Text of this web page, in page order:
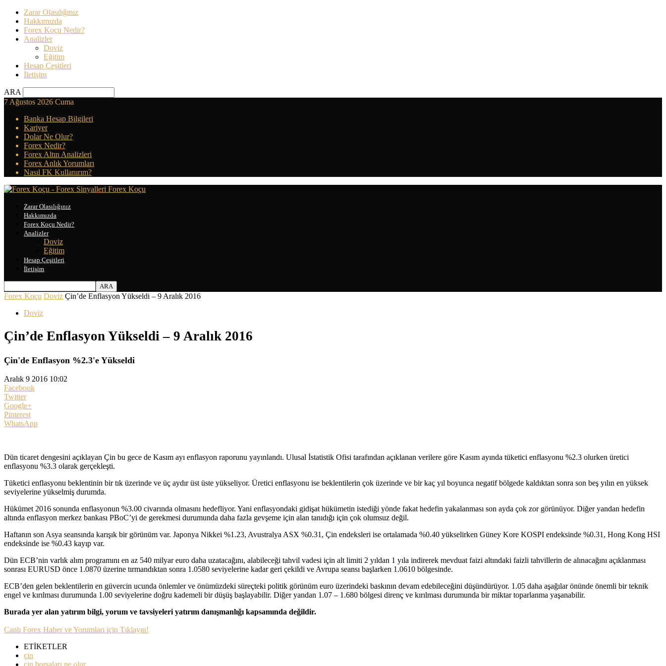
Zarar Olasılığınız
Hakkımızda
Forex Koçu Nedir?
Analizler
Doviz
Eğitim
Hesap Çeşitleri
İletişim
ARA
7 Ağustos 2026 Cuma
Banka Hesap Bilgileri
Kariyer
Dolar Ne Olur?
Forex Nedir?
Forex Altın Analizleri
Forex Anlık Yorumları
Nasıl FK Kullanırım?
Forex Koçu
Zarar Olasılığınız
Hakkımızda
Forex Koçu Nedir?
Analizler
Doviz
Eğitim
Hesap Çeşitleri
İletişim
Forex Koçu Doviz Çin’de Enflasyon Yükseldi – 9 Aralık 2016
Doviz
Çin’de Enflasyon Yükseldi – 9 Aralık 2016
Çin'de Enflasyon %2.3'e Yükseldi
Aralık 9 2016 10:02
Facebook
Twitter
Google+
Pinterest
WhatsApp
Dün ticaret dengesini açıklayan Çin bu gece de Kasım ayı enflasyon raporunu yayınlandı. Ulusal İstatistik Ofisi tarafından açıklanan verilere göre Kasım ayında tüketici enflasyonu %2.3 olurken üretici
enflasyonu %3.3 olarak gerçekleşti.
Tüketici enflasyonu beklentinin bir tık üzerinde ve üç aydır üst üste yükseliyor. Üretici enflasyonu ise beklentilerin çok üzerinde ve bir kaç yıl boyunca negatif bölgede kaldıktan sonra son beş yılın en yüksek
seviyelerine yükselmiş durumda.
Hükümet 2016 sonunda enflasyonun %3.00 civarında olmasını hedefliyor. Yani enflasyondaki gidişat hükümetin istediği yönde fakat hedefin yakalanması son ayda çok zor görünüyor. Diğer yandan hedefin
altında enflasyon merkez bankası PBoC’yi de gerekmesi durumunda daha fazla gevşeme için alan tanıdığı için çok olumsuz değil.
Haftanın son Asya seansında karışık bir görünüm var. Japonya Nikkei %1.23, Avustralya ASX %0.31, Çin endeksleri ise ortalamada %0.40 yükselirken Güney Kore KOSPI endeksinde %0.31, Hong Kong HSI
endeksinde ise %0.43 kayıp var.
Dün ECB’nin varlık alım programını en az 540 milyar euro daha uzatacağını, alabileceği tahvil vadesi için alt limiti 2 yıldan 1 yıla indirerek mevduat faizi altındaki faizli tahvillerin de alınacağını açıklanması
sonrası EURUSD önce 1.0870 üzerine tırmandıktan sonra 1.0580 seviyelerine kadar geri çekildi ve Avrupa seansı başlarken 1.0610 bölgesinde.
ECB’den gelen beklentilerin en güvercin ucunda önlemler ve önümüzdeki süreçteki politik görünüm euro üzerindeki baskının devam edebileceğini düşündürüyor. 1.05 daha aşağılar önünde önemli bir teknik
engel ve kırılması durumunda 1.00 seviyelerine doğru kademeli bir düşüş başlayabilir. Diğer yandan 1.07 – 1.680 bölgesi direnç ve kırılması durumunda bir miktar toparlanma yaşanabilir.
Burada yer alan yatırım bilgi, yorum ve tavsiyeleri yatırım danışmanlığı kapsamında değildir.
Canlı Forex Haber ve Yorumları için Tıklayın!
ETİKETLER
çin
çin borsaları ne olur